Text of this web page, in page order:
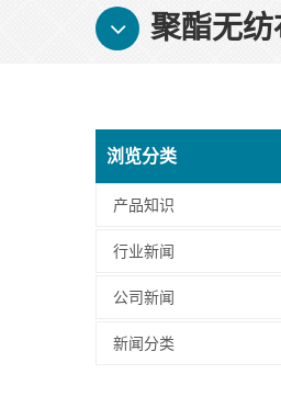
聚酯无纺
浏览分类
产品知识
行业新闻
公司新闻
新闻分类